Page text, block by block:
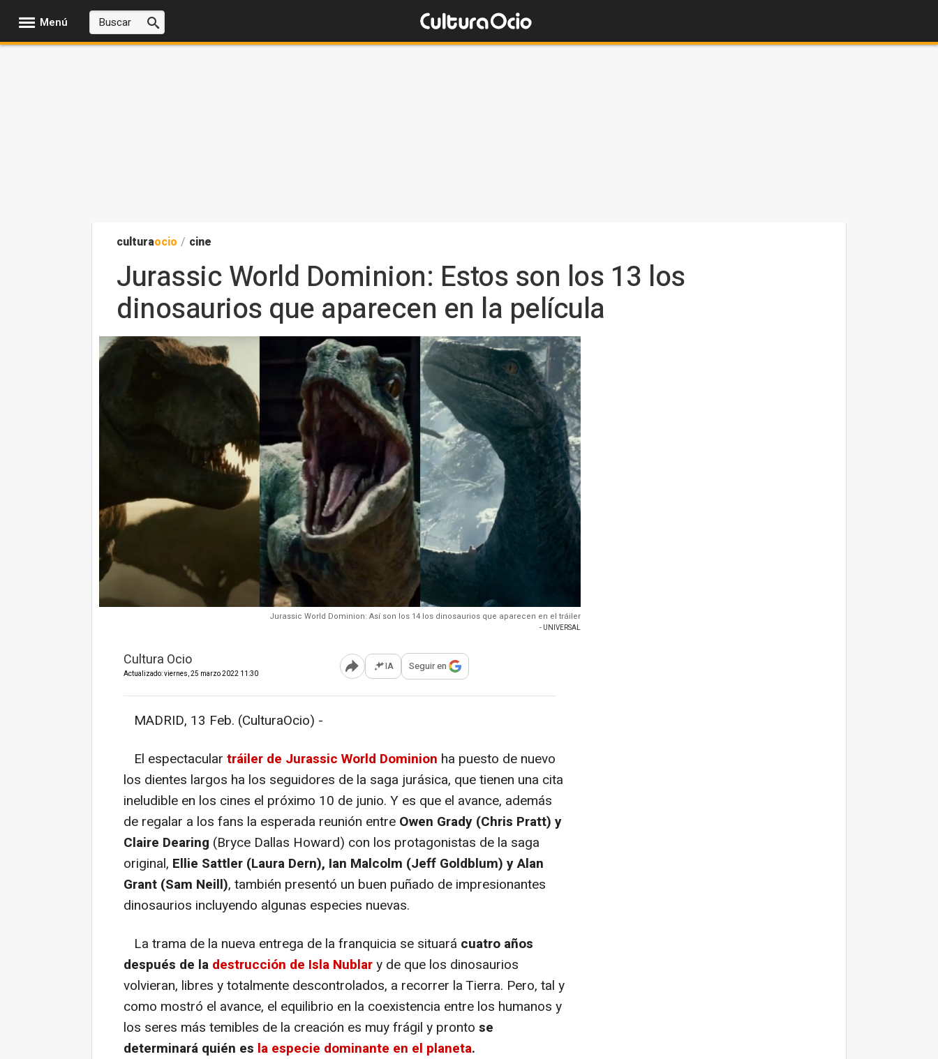
Menú
culturaocio / cine
Jurassic World Dominion: Estos son los 13 los
dinosaurios que aparecen en la película
Jurassic World Dominion: Así son los 14 los dinosaurios que aparecen en el tráiler
- UNIVERSAL
Cultura Ocio
Actualizado: viernes, 25 marzo 2022 11:30 Abrir opciones para compartir
IA Seguir en
MADRID, 13 Feb. (CulturaOcio) -
El espectacular tráiler de Jurassic World Dominion ha puesto de nuevo
los dientes largos ha los seguidores de la saga jurásica, que tienen una cita
ineludible en los cines el próximo 10 de junio. Y es que el avance, además
de regalar a los fans la esperada reunión entre Owen Grady (Chris Pratt) y
Claire Dearing (Bryce Dallas Howard) con los protagonistas de la saga
original, Ellie Sattler (Laura Dern), Ian Malcolm (Jeff Goldblum) y Alan
Grant (Sam Neill), también presentó un buen puñado de impresionantes
dinosaurios incluyendo algunas especies nuevas.
La trama de la nueva entrega de la franquicia se situará cuatro años
después de la destrucción de Isla Nublary de que los dinosaurios
volvieran, libres y totalmente descontrolados, a recorrer la Tierra. Pero, tal y
como mostró el avance, el equilibrio en la coexistencia entre los humanos y
los seres más temibles de la creación es muy frágil y pronto se
determinará quién es la especie dominante en el planeta.